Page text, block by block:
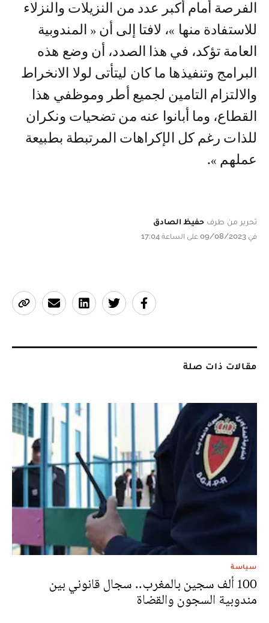
الفرصة أمام أكبر عدد من النزيلات والنزلاء
للاستفادة منها »، لافتا إلى أن « المندوبية
العامة تؤكد، في هذا الصدد، أن وضع هذه
البرامج وتنفيذها ما كان ليتأتى لولا الانخراط
والالتزام التامين لجميع أطر وموظفي هذا
القطاع، وما أبانوا عنه من تضحيات ونكران
للذات رغم كل الإكراهات المرتبطة بطبيعة
عملهم ».
تحرير من طرف حفيظ الصادق
في 09/08/2023 على الساعة 17:04
مقالات ذات صلة
سياسة
100 ألف سجين بالمغرب.. سجال قانوني بين
مندوبية السجون والقضاة